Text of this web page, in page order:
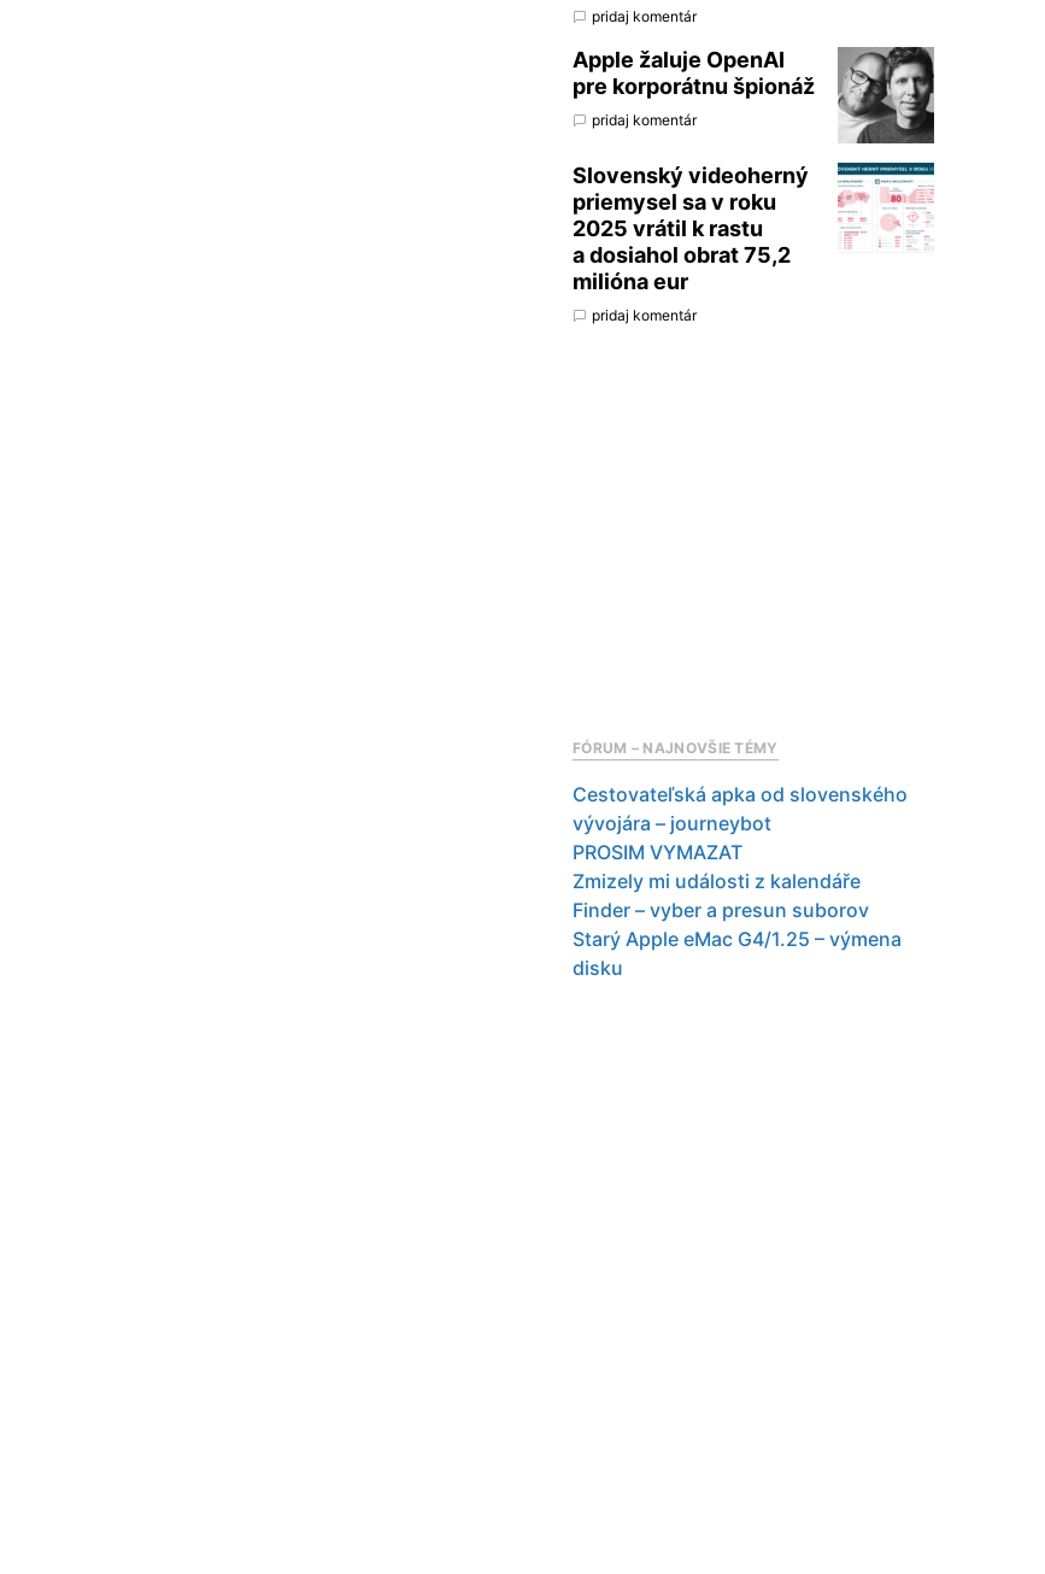
pridaj komentár
Apple žaluje OpenAI
pre korporátnu špionáž
pridaj komentár
Slovenský videoherný
priemysel sa v roku
2025 vrátil k rastu
a dosiahol obrat 75,2
milióna eur
pridaj komentár
FÓRUM – NAJNOVŠIE TÉMY
Cestovateľská apka od slovenského
vývojára – journeybot
PROSIM VYMAZAT
Zmizely mi události z kalendáře
Finder – vyber a presun suborov
Starý Apple eMac G4/1.25 – výmena
disku